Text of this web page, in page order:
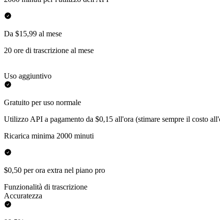
Da $15,99 al mese
20 ore di trascrizione al mese
Uso aggiuntivo
Gratuito per uso normale
Utilizzo API a pagamento da $0,15 all'ora (stimare sempre il costo
Ricarica minima 2000 minuti
$0,50 per ora extra nel piano pro
Funzionalità di trascrizione
Accuratezza